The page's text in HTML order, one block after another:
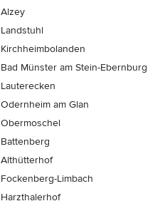
Alzey
Landstuhl
Kirchheimbolanden
Bad Münster am Stein-Ebernburg
Lauterecken
Odernheim am Glan
Obermoschel
Battenberg
Althütterhof
Fockenberg-Limbach
Harzthalerhof